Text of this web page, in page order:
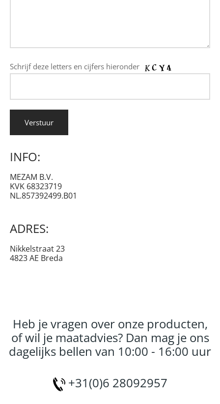
Schrijf deze letters en cijfers hieronder
INFO:
MEZAM B.V.
KVK 68323719
NL.857392499.B01
ADRES:
Nikkelstraat 23
4823 AE Breda
Heb je vragen over onze producten,
of wil je maatadvies? Dan mag je ons
dagelijks bellen van 10:00 - 16:00 uur
+31(0)6 28092957